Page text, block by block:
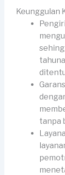
Keunggulan
tanpa